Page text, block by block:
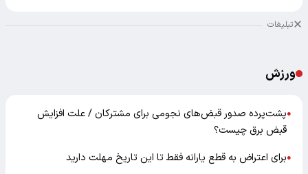
تبلیغات
ورزش
●پشت‌پرده صدور قبض‌های نجومی برای مشترکان / علت افزایش
قبض برق چیست؟
●برای اعتراض به قطع یارانه فقط تا این تاریخ مهلت دارید